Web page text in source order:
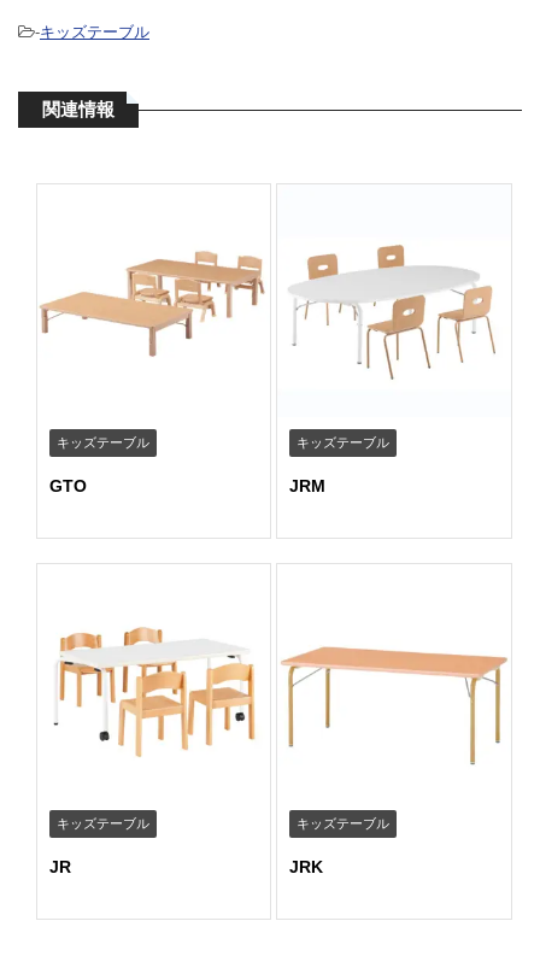
-キッズテーブル
関連情報
キッズテーブル
GTO
キッズテーブル
JRM
キッズテーブル
JR
キッズテーブル
JRK